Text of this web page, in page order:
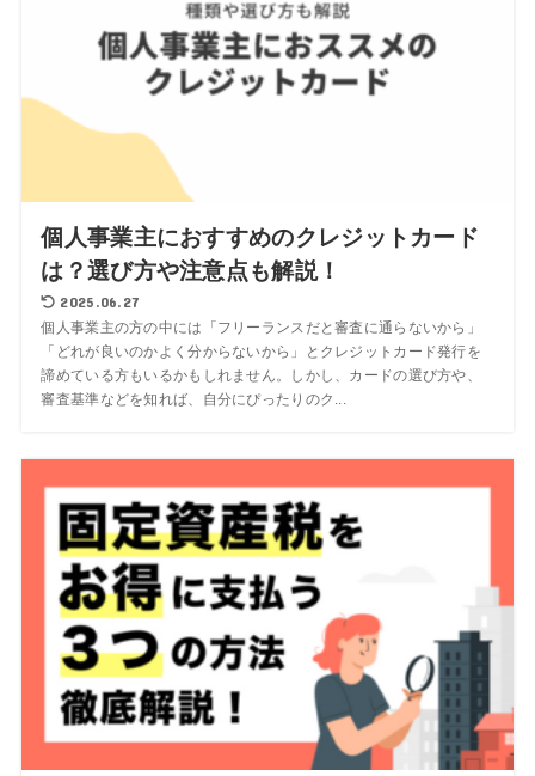
個人事業主におすすめのクレジットカード
は？選び方や注意点も解説！
2025.06.27
個人事業主の方の中には「フリーランスだと審査に通らないから」
「どれが良いのかよく分からないから」とクレジットカード発行を
諦めている方もいるかもしれません。しかし、カードの選び方や、
審査基準などを知れば、自分にぴったりのク...